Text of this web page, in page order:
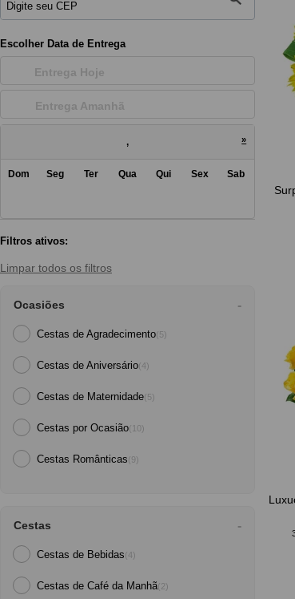
Escolher Data de Entrega
Entrega Hoje
Entrega Amanh
, »
Dom Seg Ter Qua Qui Sex Sab
Filtros ativos:
Limpar todos os filtros
Ocasiões
Cestas de Agradecimento(5)
Cestas de Aniversário(4)
Cestas de Maternidade(5)
Cestas por Ocasião(10)
Cestas Românticas(9)
Cestas
Cestas de Bebidas(4)
Cestas de Café da Manh(2)
Luxuosas